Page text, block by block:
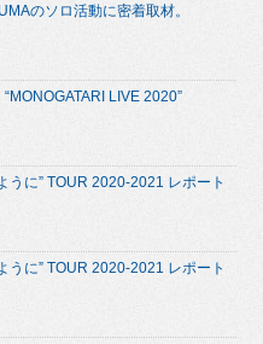
のソロ活動に密着取材。
“MONOGATARI LIVE 2020”
うに” TOUR 2020-2021 レポート
うに” TOUR 2020-2021 レポート